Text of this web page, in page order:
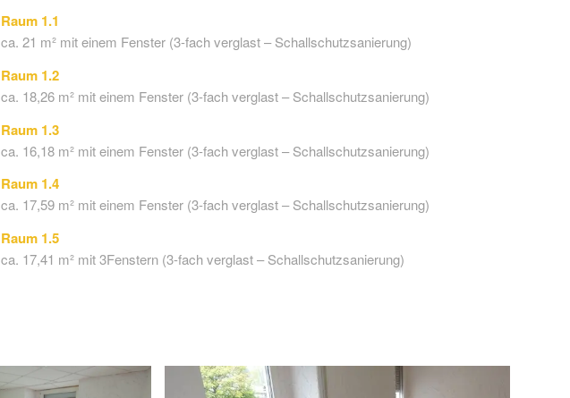
Raum 1.1
ca. 21 m² mit einem Fenster (3-fach verglast – Schallschutzsanierung)
Raum 1.2
ca. 18,26 m² mit einem Fenster (3-fach verglast – Schallschutzsanierung)
Raum 1.3
ca. 16,18 m² mit einem Fenster (3-fach verglast – Schallschutzsanierung)
Raum 1.4
ca. 17,59 m² mit einem Fenster (3-fach verglast – Schallschutzsanierung)
Raum 1.5
ca. 17,41 m² mit 3Fenstern (3-fach verglast – Schallschutzsanierung)